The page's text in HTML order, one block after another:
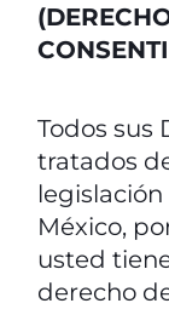
Todos sus
tratados
México,
usted
derecho